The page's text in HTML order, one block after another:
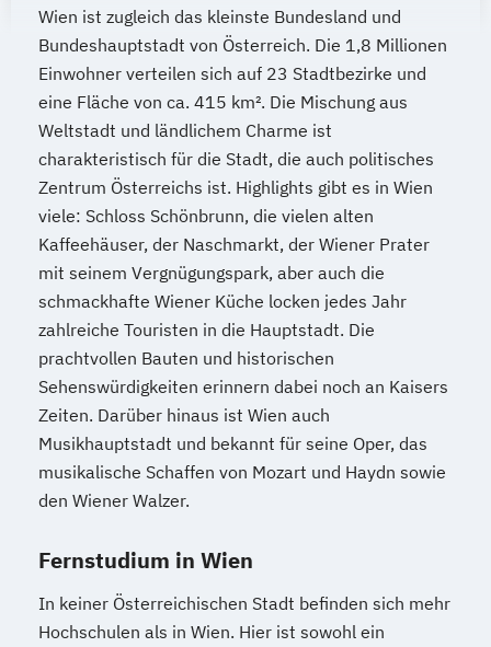
Medizinische Informatik Medizintechnik
Modemanagement
Nachhaltiges Management New Work
Online Marketing
Online Marketing (DE/EN)
Online-Marketing und E-Commerce
Personalentwicklung
Personalmanagement
Personalmanagement (DE/EN)
Pflege
Pflegemanagement Pflegepädagogik
Physiotherapie
Product Management (DE/EN)
Produktdesign
Projektmanagement (DE/EN)
Psychologie Public Health
Public Management
Public Management für
Public Relations und Kommunikation
Pädagogik Pädagogik
Bildungsberatung und Leitung
Wirtschaftsingenieurwesen und
Maschinenbau
Wirtschaftspsychologie & Künstliche
Intelligenz
Wirtschaftspsychologie & Leadership
Wirtschaftspsychologie (DE/EN))
Wirtschaftspsychologie im Online-
Abendstudium
Wirtschaftsrecht
Wirtschaftswissenschaften
Wirtschaftsinformatik
Wirtschaftsingenieurwesen
Wirtschaftsingenieurwesen
Baumanagement
Wirtschaftsingenieurwesen Digitale
Produktion (B. Eng.) 6 oder 7 Semester
Wirtschaftsingenieurwesen Erneuerbare
Energien (B. Eng.) 6 oder 7 Semester
Wirtschaftsingenieurwesen Künstliche
Intelligenz (B. Eng.) 6 oder 7 Semester
Wirtschaftsingenieurwesen Lebensmittel
(B. Eng.) 6 oder 7 Semester
Wirtschaftsingenieurwesen Logistik (B.
Eng.) 6 ode 7 Semester
Wirtschaftsingenieurwesen für Ingenieure
Wirtschaftsingenieurwesen für
Wirtschafts­ingenieur­wesen
Wirtschafts­ingenieur­wesen
Wien ist zugleich das kleinste Bundesland und
Bundeshauptstadt von Österreich. Die 1,8 Millionen
Einwohner verteilen sich auf 23 Stadtbezirke und
eine Fläche von ca. 415 km². Die Mischung aus
Weltstadt und ländlichem Charme ist
charakteristisch für die Stadt, die auch politisches
Zentrum Österreichs ist. Highlights gibt es in Wien
viele: Schloss Schönbrunn, die vielen alten
Kaffeehäuser, der Naschmarkt, der Wiener Prater
mit seinem Vergnügungspark, aber auch die
schmackhafte Wiener Küche locken jedes Jahr
zahlreiche Touristen in die Hauptstadt. Die
prachtvollen Bauten und historischen
Sehenswürdigkeiten erinnern dabei noch an Kaisers
Zeiten. Darüber hinaus ist Wien auch
Musikhauptstadt und bekannt für seine Oper, das
musikalische Schaffen von Mozart und Haydn sowie
den Wiener Walzer.
Fernstudium in Wien
In keiner Österreichischen Stadt befinden sich mehr
Hochschulen als in Wien. Hier ist sowohl ein